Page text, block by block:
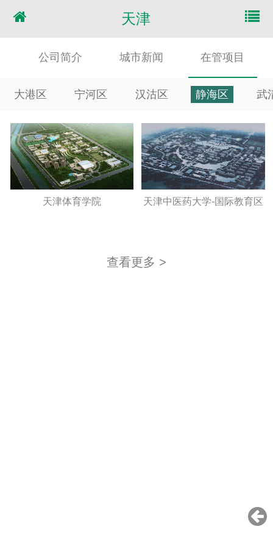
天津
公司简介 城市新闻 在管项目
大港区 宁河区 汉沽区 静海区 武
天津体育学院 天津中医药大学-国际教育区
查看更多 >